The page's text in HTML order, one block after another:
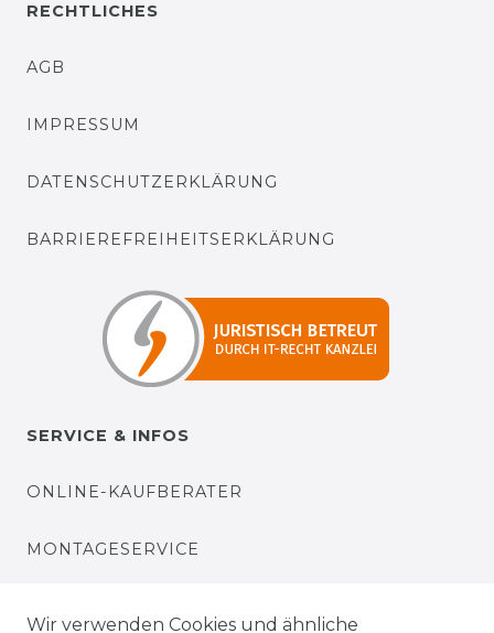
RECHTLICHES
AGB
IMPRESSUM
DATENSCHUTZERKLÄRUNG
BARRIEREFREIHEITSERKLÄRUNG
SERVICE & INFOS
ONLINE-KAUFBERATER
MONTAGESERVICE
Wir verwenden Cookies und ähnliche